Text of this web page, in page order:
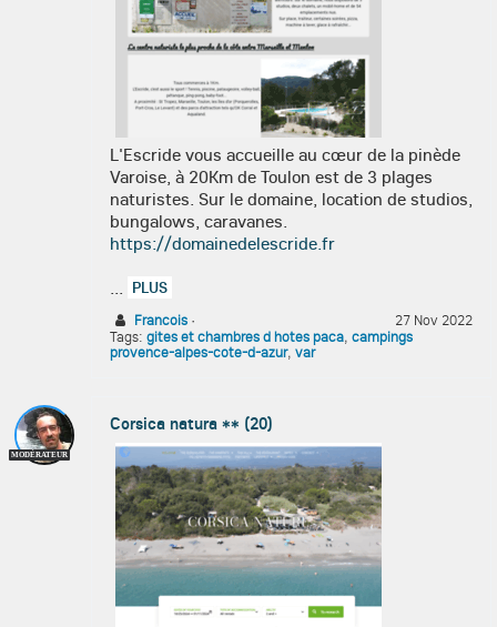
L'Escride vous accueille au cœur de la pinède
Varoise, à 20Km de Toulon est de 3 plages
naturistes. Sur le domaine, location de studios,
bungalows, caravanes.
https://domainedelescride.fr
... PLUS
Francois 27 Nov 2022
·
Tags: gites et chambres d hotes paca, campings
provence-alpes-cote-d-azur, var
MODÉRATEUR
Corsica natura ** (20)